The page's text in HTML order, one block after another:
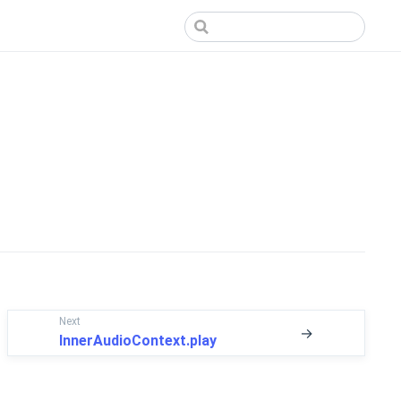
Next
InnerAudioContext.play →